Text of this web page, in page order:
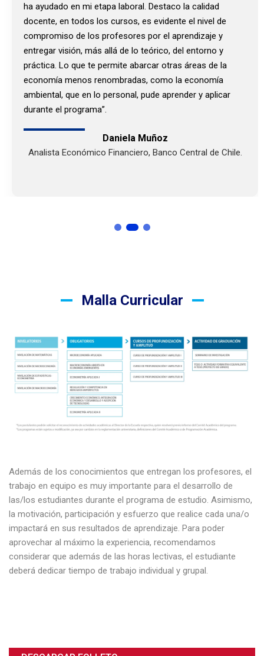
ha ayudado en mi etapa laboral. Destaco la calidad
docente, en todos los cursos, es evidente el nivel de
compromiso de los profesores por el aprendizaje y
entregar visión, más allá de lo teórico, del entorno y
práctica. Lo que te permite abarcar otras áreas de la
economía menos renombradas, como la economía
ambiental, que en lo personal, pude aprender y aplicar
durante el programa”.
Daniela Muñoz
Analista Económico Financiero, Banco Central de Chile.
Malla Curricular
Además de los conocimientos que entregan los profesores, el
trabajo en equipo es muy importante para el desarrollo de
las/los estudiantes durante el programa de estudio. Asimismo,
la motivación, participación y esfuerzo que realice cada una/o
impactará en sus resultados de aprendizaje. Para poder
aprovechar al máximo la experiencia, recomendamos
considerar que además de las horas lectivas, el estudiante
deberá dedicar tiempo de trabajo individual y grupal.